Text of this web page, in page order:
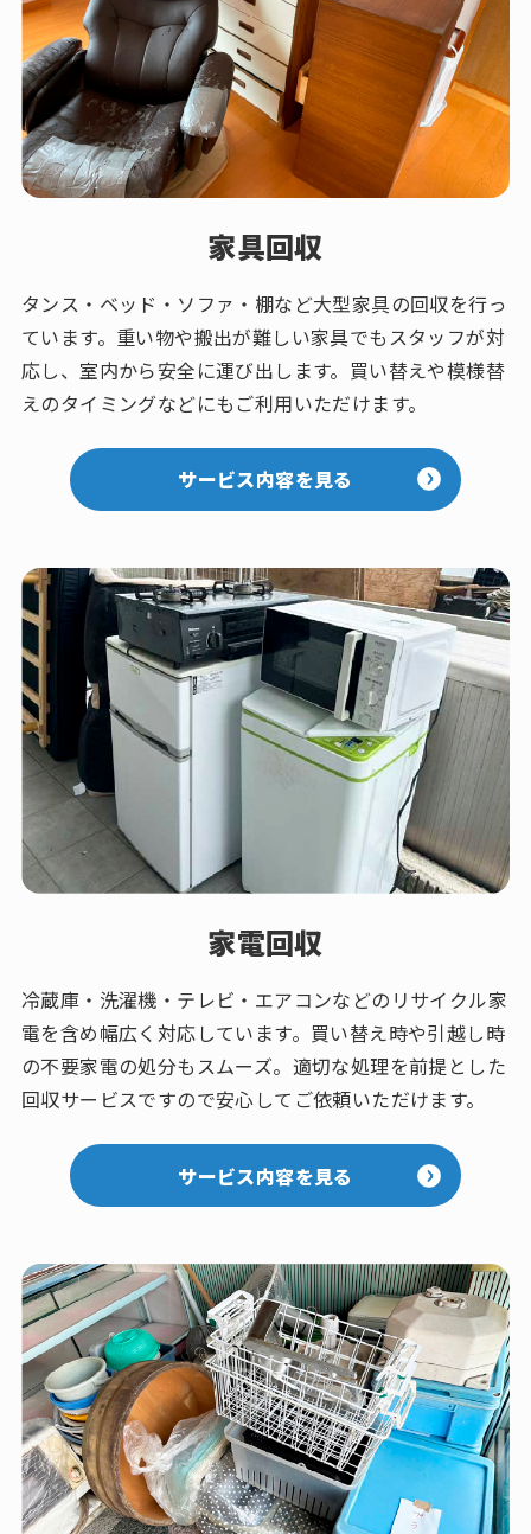
家具回収
タンス・ベッド・ソファ・棚など大型家具の回収を行っ
ています。重い物や搬出が難しい家具でもスタッフが対
応し、室内から安全に運び出します。買い替えや模様替
えのタイミングなどにもご利用いただけます。
サービス内容を見る
家電回収
冷蔵庫・洗濯機・テレビ・エアコンなどのリサイクル家
電を含め幅広く対応しています。買い替え時や引越し時
の不要家電の処分もスムーズ。適切な処理を前提とした
回収サービスですので安心してご依頼いただけます。
サービス内容を見る